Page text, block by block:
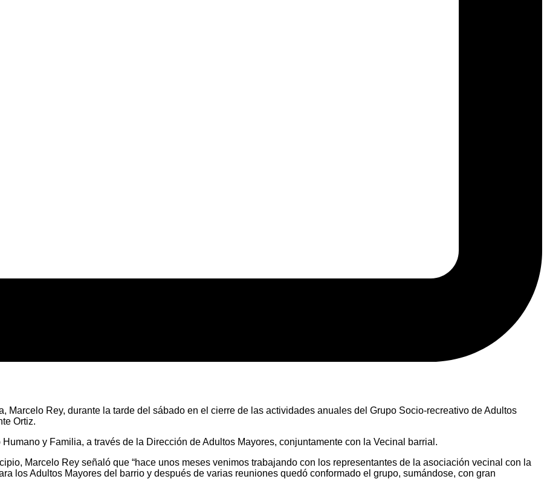
Marcelo Rey, durante la tarde del sábado en el cierre de las actividades anuales del Grupo Socio-recreativo de Adultos
Ortiz.
y Familia, a través de la Dirección de Adultos Mayores, conjuntamente con la Vecinal barrial.
Marcelo Rey señaló que “hace unos meses venimos trabajando con los representantes de la asociación vecinal con la
los Adultos Mayores del barrio y después de varias reuniones quedó conformado el grupo, sumándose, con gran